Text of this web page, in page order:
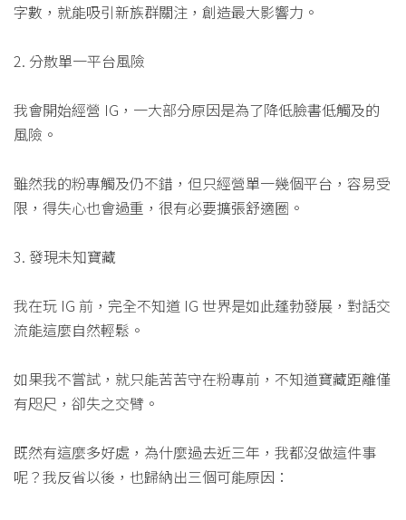
字數，就能吸引新族群關注，創造最大影響力。
2. 分散單一平台風險
我會開始經營 IG，一大部分原因是為了降低臉書低觸及的
風險。
雖然我的粉專觸及仍不錯，但只經營單一幾個平台，容易受
限，得失心也會過重，很有必要擴張舒適圈。
3. 發現未知寶藏
我在玩 IG 前，完全不知道 IG 世界是如此蓬勃發展，對話交
流能這麼自然輕鬆。
如果我不嘗試，就只能苦苦守在粉專前，不知道寶藏距離僅
有咫尺，卻失之交臂。
既然有這麼多好處，為什麼過去近三年，我都沒做這件事
呢？我反省以後，也歸納出三個可能原因：